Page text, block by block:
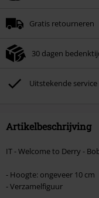
Gratis retourneren
30 dagen
Uitstekende service
Artikelbeschrijving
IT - Welcome to Derry -
- Hoogte: ongeveer 10 cm
- Verzamelfiguur